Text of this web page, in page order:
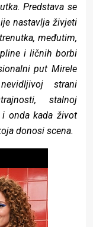
Predstava se
nastavlja živjeti
međutim,
i ličnih borbi
put Mirele
strani
stalnoj
onda kada život
donosi scena.